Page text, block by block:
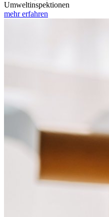
Umweltinspektionen
mehr erfahren